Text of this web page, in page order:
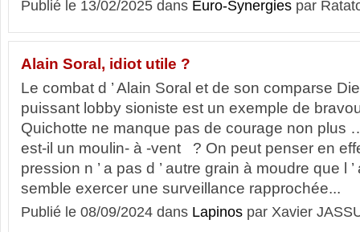
Publié le 13/02/2025 dans Euro-Synergies par
Alain Soral, idiot utile ?
Le combat d ’ Alain Soral et de son comparse
puissant lobby sioniste est un exemple de
Quichotte ne manque pas de courage non plus
est-il un moulin- à -vent ? On peut penser en
pression n ’ a pas d ’ autre grain à moudre que l
semble exercer une surveillance rapprochée...
Publié le 08/09/2024 dans Lapinos par Xavier